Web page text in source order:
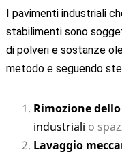
I pavimenti industriali
stabilimenti sono
di polveri e sostanze
metodo e seguendo
Rimozione
industriali o
Lavaggio